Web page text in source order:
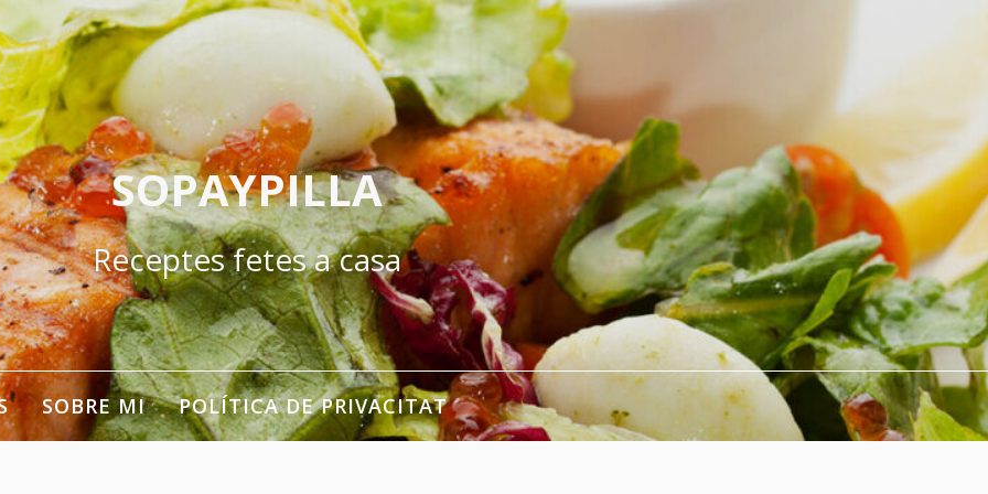
SOPAYPILLA
Receptes fetes a casa
SOBRE MI POLÍTICA DE PRIVACITAT